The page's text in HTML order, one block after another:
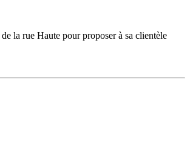
la rue Haute pour proposer à sa clientèle